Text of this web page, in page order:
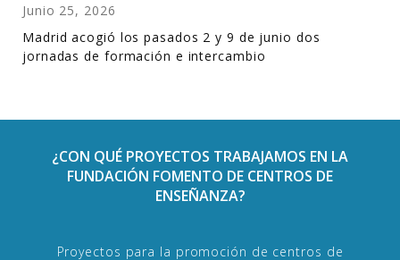
Junio 25, 2026
Madrid acogió los pasados 2 y 9 de junio dos
jornadas de formación e intercambio
¿CON QUÉ PROYECTOS TRABAJAMOS EN LA
FUNDACIÓN FOMENTO DE CENTROS DE
ENSEÑANZA?
Proyectos para la promoción de centros de